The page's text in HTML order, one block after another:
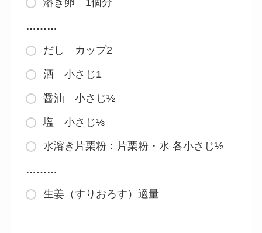
溶き卵 1個分
………
だし カップ2
酒 小さじ1
醤油 小さじ½
塩 小さじ⅓
水溶き片栗粉：片栗粉・水 各小さじ½
………
生姜（すりおろす）適量